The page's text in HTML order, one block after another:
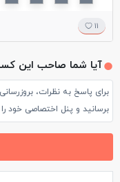
هدایت میکند. اگر
فضای آرام این باغ زیبا
11
آیا شما صاحب این
برای پاسخ به نظرات،
برسانید و پنل اختصاصی خود را